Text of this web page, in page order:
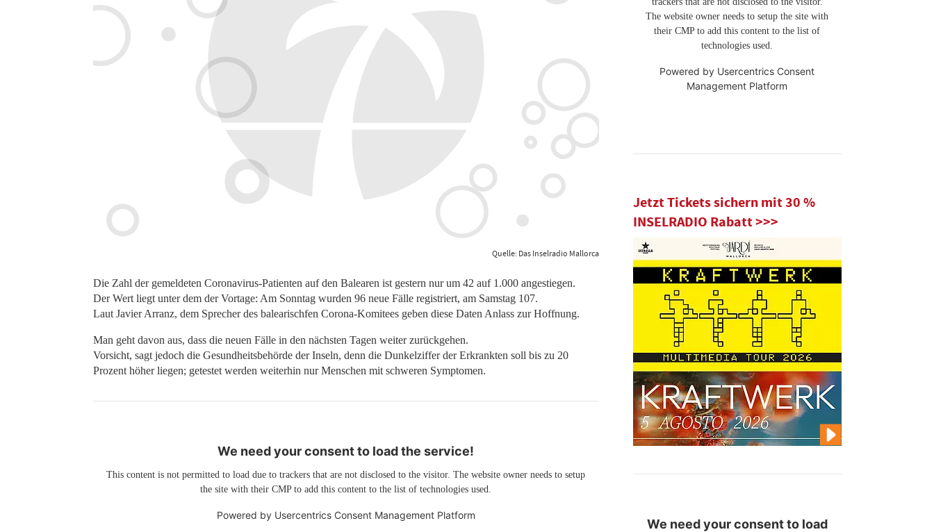
Quelle: Das Inselradio Mallorca
Die Zahl der gemeldeten Coronavirus-Patienten auf den Balearen ist gestern nur um 42 auf 1.000 angestiegen.
Der Wert liegt unter dem der Vortage: Am Sonntag wurden 96 neue Fälle registriert, am Samstag 107.
Laut Javier Arranz, dem Sprecher des balearischfen Corona-Komitees geben diese Daten Anlass zur Hoffnung.
Man geht davon aus, dass die neuen Fälle in den nächsten Tagen weiter zurückgehen.
Vorsicht, sagt jedoch die Gesundheitsbehörde der Inseln, denn die Dunkelziffer der Erkrankten soll bis zu 20
Prozent höher liegen; getestet werden weiterhin nur Menschen mit schweren Symptomen.
We need your consent to load the service!
This content is not permitted to load due to trackers that are not disclosed to the visitor. The website owner needs to setup
the site with their CMP to add this content to the list of technologies used.
Powered by Usercentrics Consent Management Platform
The website owner needs to setup the site with
their CMP to add this content to the list of
technologies used.
Powered by Usercentrics Consent
Management Platform
Jetzt Tickets sichern mit 30 %
INSELRADIO Rabatt >>>
We need your consent to load